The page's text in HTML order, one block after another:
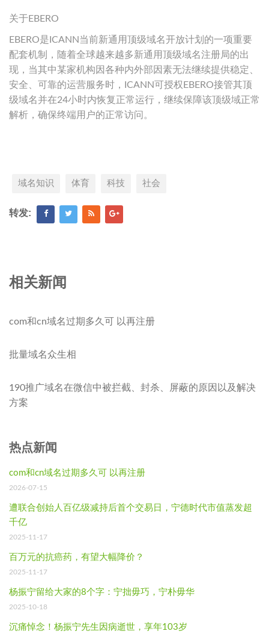
关于EBERO
EBERO是ICANN当前新通用顶级域名开放计划的一项重要
配套机制，随着全球越来越多新通用顶级域名注册局的出
现，当其中某家机构因各种内外部因素无法继续提供稳定、
安全、可靠的运营服务时，ICANN可授权EBERO接管其顶
级域名并在24小时内恢复正常运行，继续保障该顶级域正常
解析，确保终端用户的正常访问。
域名知识 体育 科技 社会
转发:
相关新闻
com和cn域名过期多久可 以再注册
批量域名众生相
190推广域名在微信中被拦截、封杀、屏蔽的原因以及解决
方案
热点新闻
com和cn域名过期多久可 以再注册
2026-07-15
遭联合创始人百亿级减持后首个交易日，宁德时代市值蒸发超
千亿
2025-11-17
百万元的抗癌药，有望大幅降价？
2025-11-17
杨振宁留给大家的8个字：宁拙毋巧，宁朴毋华
2025-10-18
沉痛悼念！杨振宁先生因病逝世，享年103岁